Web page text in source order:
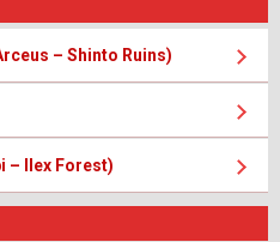
– Shinto Ruins)
– Ilex Forest)